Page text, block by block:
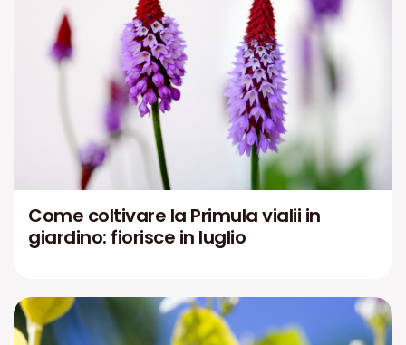
Come coltivare la Primula vialii in
giardino: fiorisce in luglio